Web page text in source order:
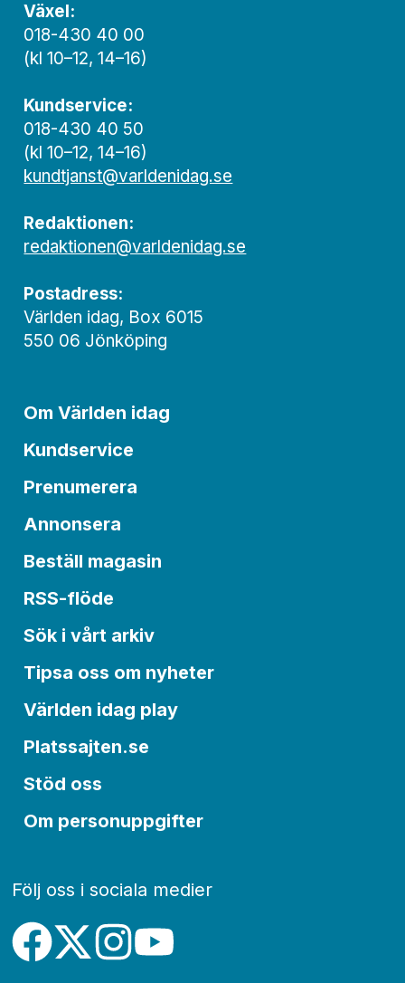
Växel:
018-430 40 00
(kl 10–12, 14–16)
Kundservice:
018-430 40 50
(kl 10–12, 14–16)
kundtjanst@varldenidag.se
Redaktionen:
redaktionen@varldenidag.se
Postadress:
Världen idag, Box 6015
550 06 Jönköping
Om Världen idag
Kundservice
Prenumerera
Annonsera
Beställ magasin
RSS-flöde
Sök i vårt arkiv
Tipsa oss om nyheter
Världen idag play
Platssajten.se
Stöd oss
Om personuppgifter
Följ oss i sociala medier